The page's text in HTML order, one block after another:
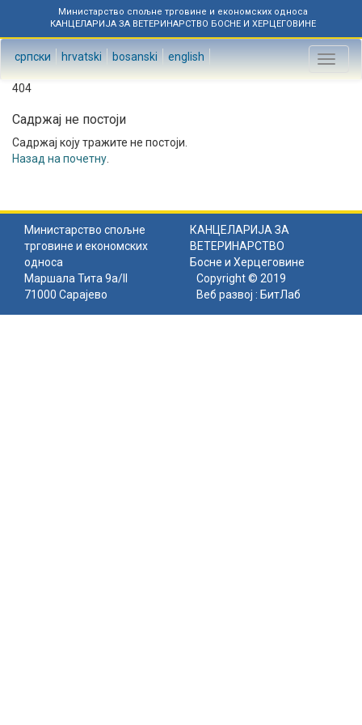
Министарство спољне трговине и економских односа
КАНЦЕЛАРИЈА ЗА ВЕТЕРИНАРСТВО БОСНЕ И ХЕРЦЕГОВИНЕ
српски hrvatski bosanski english
Toggle
404
Садржај не постоји
Садржај коју тражите не постоји.
Назад на почетну
Министарство спољне
трговине и економских
односа
КАНЦЕЛАРИЈА ЗА
ВЕТЕРИНАРСТВО
Босне и Херцеговине
Маршала Тита 9а/II
71000 Сарајево
Copyright © 2019
Веб развој : БитЛаб